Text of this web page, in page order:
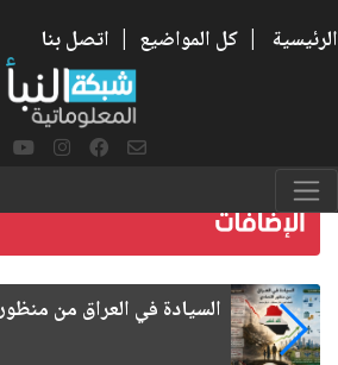
الرئيسية | كل المواضيع | اتصل بنا
ما بعد الأربعين.. كيف